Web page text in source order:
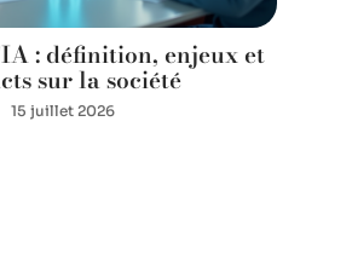
: définition, enjeux et
sur la société
15 juillet 2026